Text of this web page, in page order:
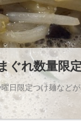
ぐれ数量限
日限定つけ麺など